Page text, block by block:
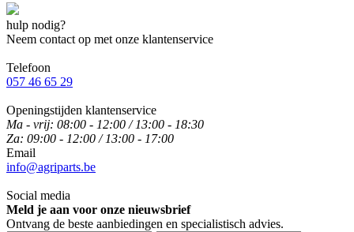
hulp nodig?
Neem contact op met onze klantenservice
Telefoon
057 46 65 29
Openingstijden klantenservice
Ma - vrij: 08:00 - 12:00 / 13:00 - 18:30
Za: 09:00 - 12:00 / 13:00 - 17:00
Email
info@agriparts.be
Social media
Meld je aan voor onze nieuwsbrief
Ontvang de beste aanbiedingen en specialistisch advies.